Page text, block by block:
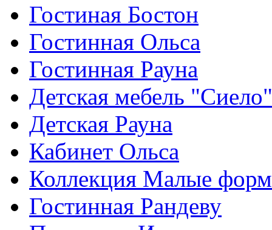
Гостиная Бостон
Гостинная Ольса
Гостинная Рауна
Детская мебель "Сиело"
Детская Рауна
Кабинет Ольса
Коллекция Малые
Гостинная Рандеву